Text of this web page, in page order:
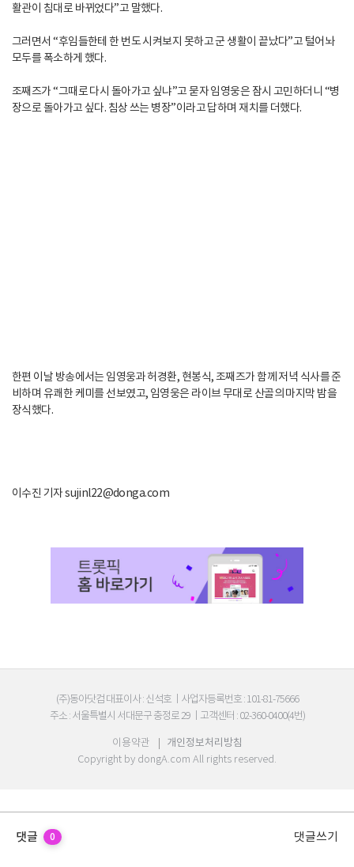
활관이 침대로 바뀌었다”고 말했다.
그러면서 “후임들한테 한 번도 시켜보지 못하고 군 생활이 끝났다”고 털어놔
모두를 폭소하게 했다.
조째즈가 “그때로 다시 돌아가고 싶냐”고 묻자 임영웅은 잠시 고민하더니 “병
장으로 돌아가고 싶다. 침상 쓰는 병장”이라고 답하며 재치를 더했다.
한편 이날 방송에서는 임영웅과 허경환, 현봉식, 조째즈가 함께 저녁 식사를 준
비하며 유쾌한 케미를 선보였고, 임영웅은 라이브 무대로 산골의 마지막 밤을
장식했다.
이수진 기자 sujinl22@donga.com
댓글 0 댓글쓰기
(주)동아닷컴 대표이사 : 신석호
사업자등록번호 : 101-81-75666
주소 : 서울특별시 서대문구 충정로 29
고객센터 : 02-360-0400(4번)
이용약관
| 개인정보처리방침
Copyright by dongA.com All rights reserved.